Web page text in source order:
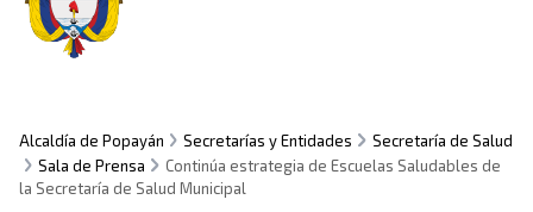
Alcaldía de Popayán Secretarías y Entidades
Secretaría de Salud
Sala de Prensa
Continúa estrategia de Escuelas Saludables de
la Secretaría de Salud Municipal